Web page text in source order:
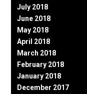
July 2018
June 2018
May 2018
April 2018
March 2018
February 2018
January 2018
December 2017